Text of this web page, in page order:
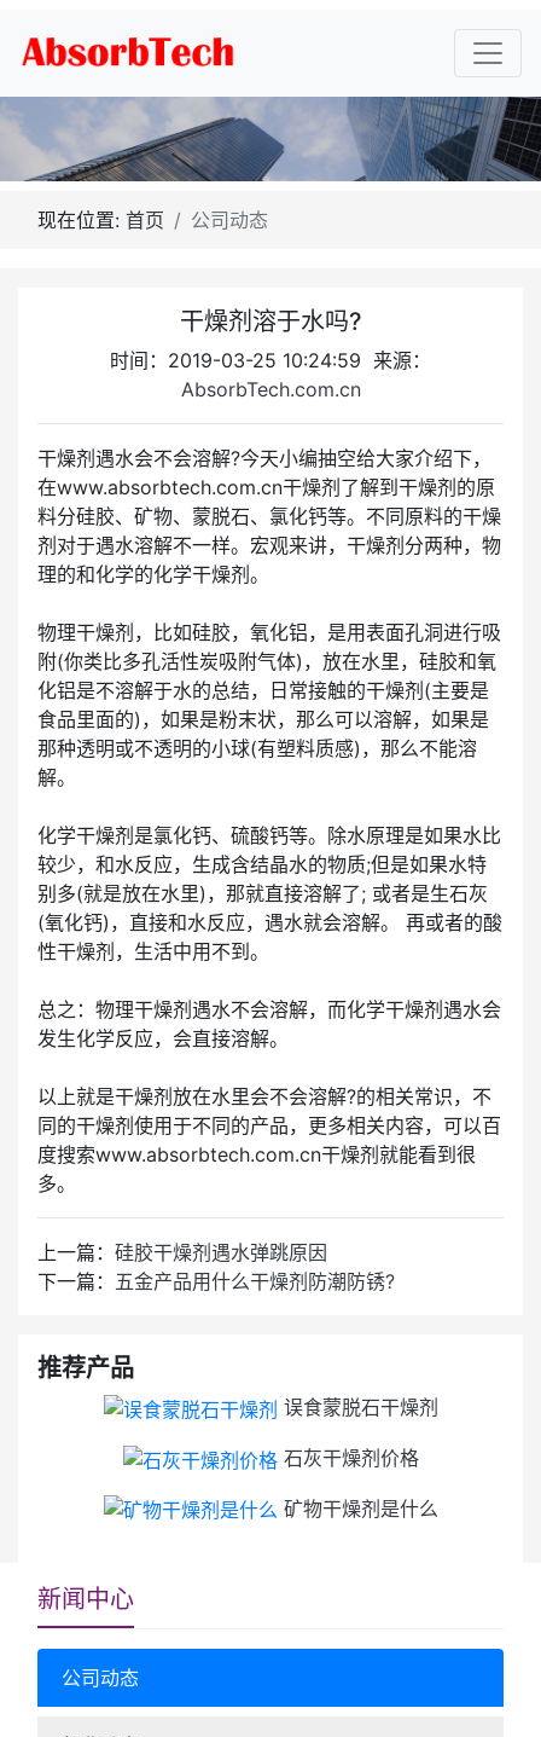
现在位置: 首页 公司动态
干燥剂溶于水吗?
时间：2019-03-25 10:24:59 来源：
AbsorbTech.com.cn
干燥剂遇水会不会溶解?今天小编抽空给大家介绍下，
在www.absorbtech.com.cn干燥剂了解到干燥剂的原
料分硅胶、矿物、蒙脱石、氯化钙等。不同原料的干燥
剂对于遇水溶解不一样。宏观来讲，干燥剂分两种，物
理的和化学的化学干燥剂。
物理干燥剂，比如硅胶，氧化铝，是用表面孔洞进行吸
附(你类比多孔活性炭吸附气体)，放在水里，硅胶和氧
化铝是不溶解于水的总结，日常接触的干燥剂(主要是
食品里面的)，如果是粉末状，那么可以溶解，如果是
那种透明或不透明的小球(有塑料质感)，那么不能溶
解。
化学干燥剂是氯化钙、硫酸钙等。除水原理是如果水比
较少，和水反应，生成含结晶水的物质;但是如果水特
别多(就是放在水里)，那就直接溶解了; 或者是生石灰
(氧化钙)，直接和水反应，遇水就会溶解。 再或者的酸
性干燥剂，生活中用不到。
总之：物理干燥剂遇水不会溶解，而化学干燥剂遇水会
发生化学反应，会直接溶解。
以上就是干燥剂放在水里会不会溶解?的相关常识，不
同的干燥剂使用于不同的产品，更多相关内容，可以百
度搜索www.absorbtech.com.cn干燥剂就能看到很
多。
上一篇： 硅胶干燥剂遇水弹跳原因
下一篇： 五金产品用什么干燥剂防潮防锈?
推荐产品
误食蒙脱石干燥剂
石灰干燥剂价格
矿物干燥剂是什么
新闻中心
公司动态